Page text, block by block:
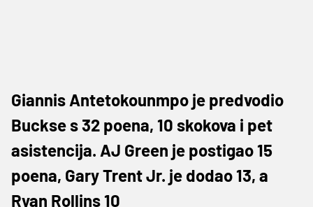
Giannis Antetokounmpo je predvodio
Buckse s 32 poena, 10 skokova i pet
asistencija. AJ Green je postigao 15
poena, Gary Trent Jr. je dodao 13, a
Ryan Rollins 10